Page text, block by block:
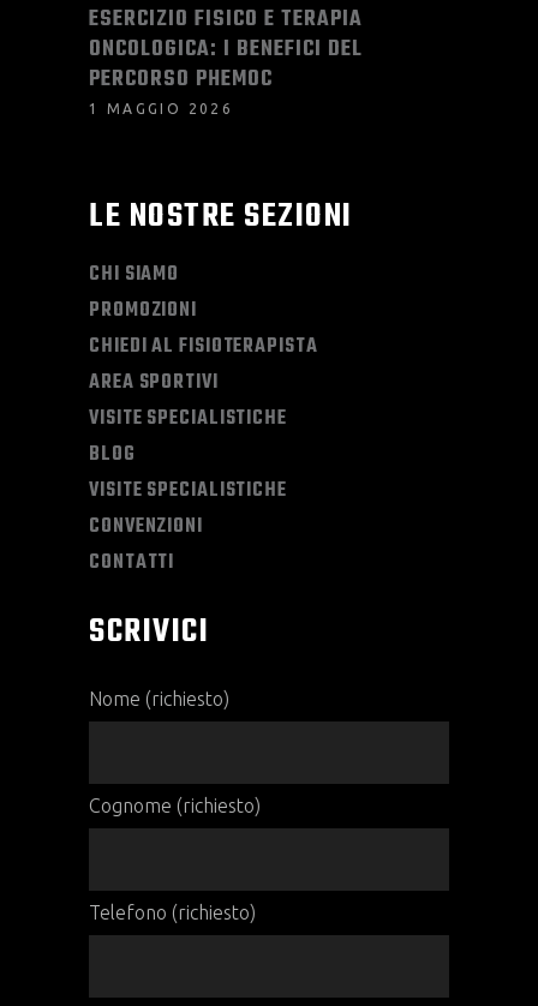
ESERCIZIO FISICO E TERAPIA
ONCOLOGICA: I BENEFICI DEL
PERCORSO PHEMOC
1 MAGGIO 2026
LE NOSTRE SEZIONI
CHI SIAMO
PROMOZIONI
CHIEDI AL FISIOTERAPISTA
AREA SPORTIVI
VISITE SPECIALISTICHE
BLOG
VISITE SPECIALISTICHE
CONVENZIONI
CONTATTI
SCRIVICI
Nome (richiesto)
Cognome (richiesto)
Telefono (richiesto)